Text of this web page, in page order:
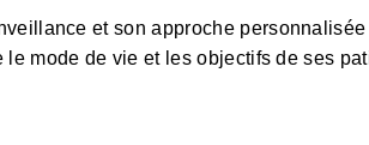
et son approche
mode de vie et les objectifs de ses